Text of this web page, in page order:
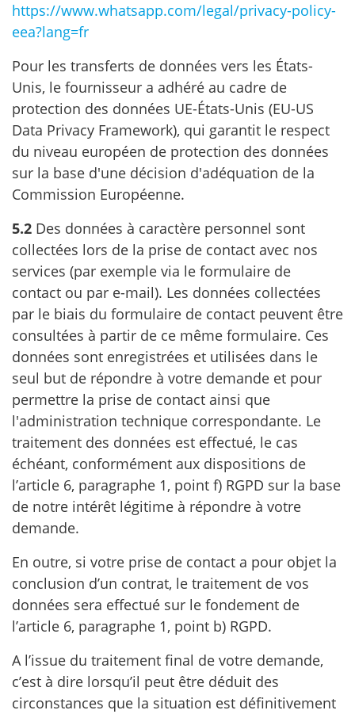
https://www.whatsapp.com/legal/privacy-policy-
eea?lang=fr
Pour les transferts de données vers les États-
Unis, le fournisseur a adhéré au cadre de
protection des données UE-États-Unis (EU-US
Data Privacy Framework), qui garantit le respect
du niveau européen de protection des données
sur la base d'une décision d'adéquation de la
Commission Européenne.
5.2 Des données à caractère personnel sont
collectées lors de la prise de contact avec nos
services (par exemple via le formulaire de
contact ou par e-mail). Les données collectées
par le biais du formulaire de contact peuvent être
consultées à partir de ce même formulaire. Ces
données sont enregistrées et utilisées dans le
seul but de répondre à votre demande et pour
permettre la prise de contact ainsi que
l'administration technique correspondante. Le
traitement des données est effectué, le cas
échéant, conformément aux dispositions de
l’article 6, paragraphe 1, point f) RGPD sur la base
de notre intérêt légitime à répondre à votre
demande.
En outre, si votre prise de contact a pour objet la
conclusion d’un contrat, le traitement de vos
données sera effectué sur le fondement de
l’article 6, paragraphe 1, point b) RGPD.
A l’issue du traitement final de votre demande,
c’est à dire lorsqu’il peut être déduit des
circonstances que la situation est définitivement